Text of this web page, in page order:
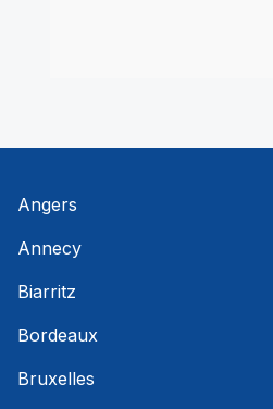
Angers
Annecy
Biarritz
Bordeaux
Bruxelles